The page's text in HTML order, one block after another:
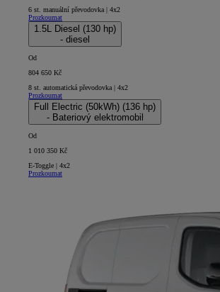
6 st. manuální převodovka | 4x2
Prozkoumat
1.5L Diesel (130 hp)
- diesel
Od
804 650 Kč
8 st. automatická převodovka | 4x2
Prozkoumat
Full Electric (50kWh) (136 hp)
- Bateriový elektromobil
Od
1 010 350 Kč
E-Toggle | 4x2
Prozkoumat